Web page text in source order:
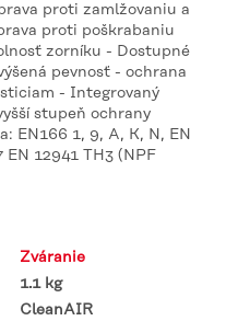
proti zamlžovaniu a
proti poškrabaniu
zorníku - Dostupné
pevnosť - ochrana
- Integrovaný
stupeň ochrany
EN166 1, 9, A, K, N, EN
EN 12941 TH3 (NPF
Zváranie
1.1 kg
CleanAIR